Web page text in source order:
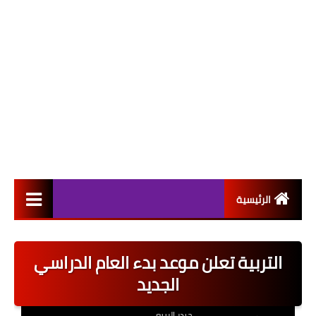
الرئيسية
اخبار القطاع العام
التربية تعلن موعد بدء العام الدراسي
الجديد